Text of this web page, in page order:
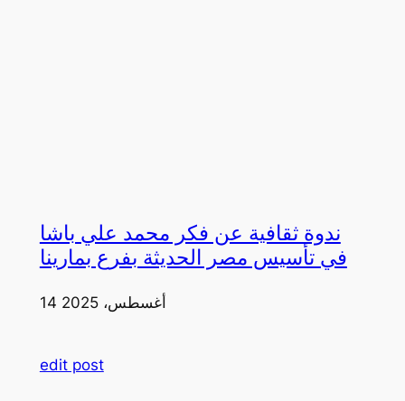
ندوة ثقافية عن فكر محمد علي باشا
في تأسيس مصر الحديثة بفرع بمارينا
14 أغسطس، 2025
edit post